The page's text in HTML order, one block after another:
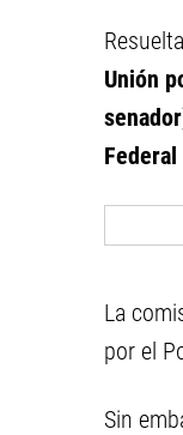
Unión
La
por el
Sin